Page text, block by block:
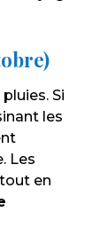
Si
les
Les
en